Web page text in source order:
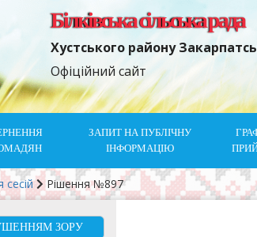
Білківська сільська рада
Хустського району
Офіційний сайт
ЗАПИТ НА ПУБЛІЧНУ
ІНФОРМАЦІЮ
сесій Рішення №897
ЗОРУ